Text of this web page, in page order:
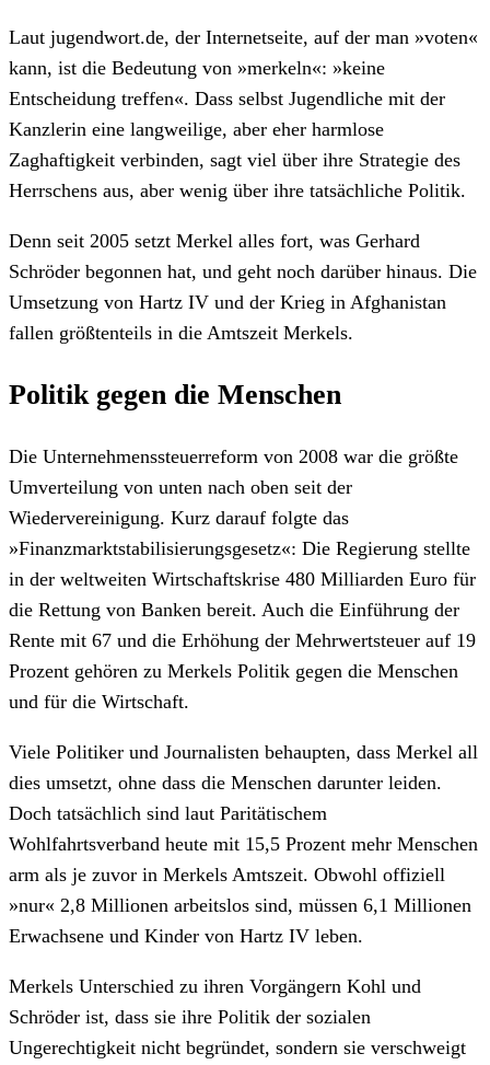
Laut jugendwort.de, der Internetseite, auf der man »voten«
kann, ist die Bedeutung von »merkeln«: »keine
Entscheidung treffen«. Dass selbst Jugendliche mit der
Kanzlerin eine langweilige, aber eher harmlose
Zaghaftigkeit verbinden, sagt viel über ihre Strategie des
Herrschens aus, aber wenig über ihre tatsächliche Politik.
Denn seit 2005 setzt Merkel alles fort, was Gerhard
Schröder begonnen hat, und geht noch darüber hinaus. Die
Umsetzung von Hartz IV und der Krieg in Afghanistan
fallen größtenteils in die Amtszeit Merkels.
Politik gegen die Menschen
Die Unternehmenssteuerreform von 2008 war die größte
Umverteilung von unten nach oben seit der
Wiedervereinigung. Kurz darauf folgte das
»Finanzmarktstabilisierungsgesetz«: Die Regierung stellte
in der weltweiten Wirtschaftskrise 480 Milliarden Euro für
die Rettung von Banken bereit. Auch die Einführung der
Rente mit 67 und die Erhöhung der Mehrwertsteuer auf 19
Prozent gehören zu Merkels Politik gegen die Menschen
und für die Wirtschaft.
Viele Politiker und Journalisten behaupten, dass Merkel all
dies umsetzt, ohne dass die Menschen darunter leiden.
Doch tatsächlich sind laut Paritätischem
Wohlfahrtsverband heute mit 15,5 Prozent mehr Menschen
arm als je zuvor in Merkels Amtszeit. Obwohl offiziell
»nur« 2,8 Millionen arbeitslos sind, müssen 6,1 Millionen
Erwachsene und Kinder von Hartz IV leben.
Merkels Unterschied zu ihren Vorgängern Kohl und
Schröder ist, dass sie ihre Politik der sozialen
Ungerechtigkeit nicht begründet, sondern sie verschweigt